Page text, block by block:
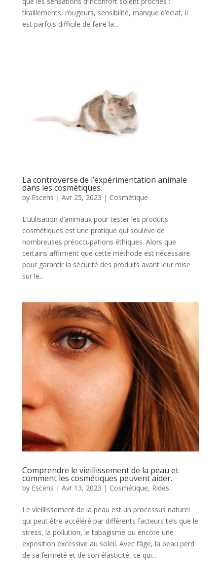
tiraillements, rougeurs, sensibilité, manque d’éclat, il
est parfois difficile de faire la...
La controverse de l’expérimentation animale
dans les cosmétiques.
by Escens | Avr 25, 2023 | Cosmétique
L’utilisation d’animaux pour tester les produits
cosmétiques est une pratique qui soulève de
nombreuses préoccupations éthiques. Alors que
certains affirment que cette méthode est nécessaire
pour garantir la sécurité des produits avant leur mise
sur le...
Comprendre le vieillissement de la peau et
comment les cosmétiques peuvent aider.
by Escens | Avr 13, 2023 | Cosmétique, Rides
Le vieillissement de la peau est un processus naturel
qui peut être accéléré par différents facteurs tels que le
stress, la pollution, le tabagisme ou encore une
exposition excessive au soleil. Avec l’âge, la peau perd
de sa fermeté et de son élasticité, ce qui...